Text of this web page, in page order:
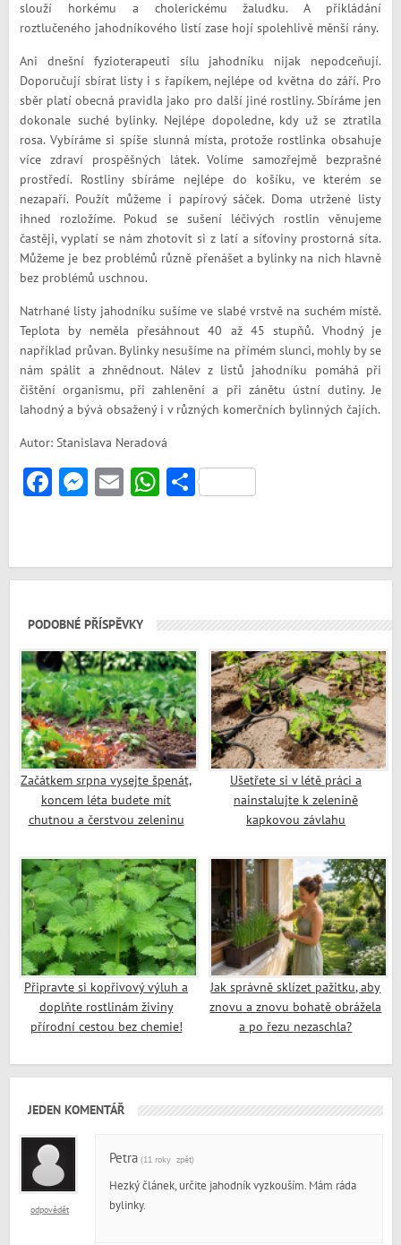
slouží horkému a cholerickému žaludku. A přikládání
roztlučeného jahodníkového listí zase hojí spolehlivě měnší rány.
Ani dnešní fyzioterapeuti sílu jahodníku nijak nepodceňují.
Doporučují sbírat listy i s řapíkem, nejlépe od května do září. Pro
sběr platí obecná pravidla jako pro další jiné rostliny. Sbíráme jen
dokonale suché bylinky. Nejlépe dopoledne, kdy už se ztratila
rosa. Vybíráme si spíše slunná místa, protože rostlinka obsahuje
více zdraví prospěšných látek. Volíme samozřejmě bezprašné
prostředí. Rostliny sbíráme nejlépe do košíku, ve kterém se
nezapaří. Použít můžeme i papírový sáček. Doma utržené listy
ihned rozložíme. Pokud se sušení léčivých rostlin věnujeme
častěji, vyplatí se nám zhotovit si z latí a síťoviny prostorná síta.
Můžeme je bez problémů různě přenášet a bylinky na nich hlavně
bez problémů uschnou.
Natrhané listy jahodníku sušíme ve slabé vrstvě na suchém místě.
Teplota by neměla přesáhnout 40 až 45 stupňů. Vhodný je
například průvan. Bylinky nesušíme na přímém slunci, mohly by se
nám spálit a zhnědnout. Nálev z listů jahodníku pomáhá při
čištění organismu, při zahlenění a při zánětu ústní dutiny. Je
lahodný a bývá obsažený i v různých komerčních bylinných čajích.
Autor: Stanislava Neradová
Facebook
Messenger
EmailWhatsApp
Share
PODOBNÉ PŘÍSPĚVKY
Začátkem srpna vysejte špenát,
koncem léta budete mít
chutnou a čerstvou zeleninu
Ušetřete si v létě práci a
nainstalujte k zelenině
kapkovou závlahu
Připravte si kopřivový výluh a
doplňte rostlinám živiny
přírodní cestou bez chemie!
Jak správně sklízet pažitku, aby
znovu a znovu bohatě obrážela
a po řezu nezaschla?
JEDEN KOMENTÁŘ
odpovědět
Petra (11 roky zpět)
Hezký článek, určite jahodník vyzkouším. Mám ráda
bylinky.